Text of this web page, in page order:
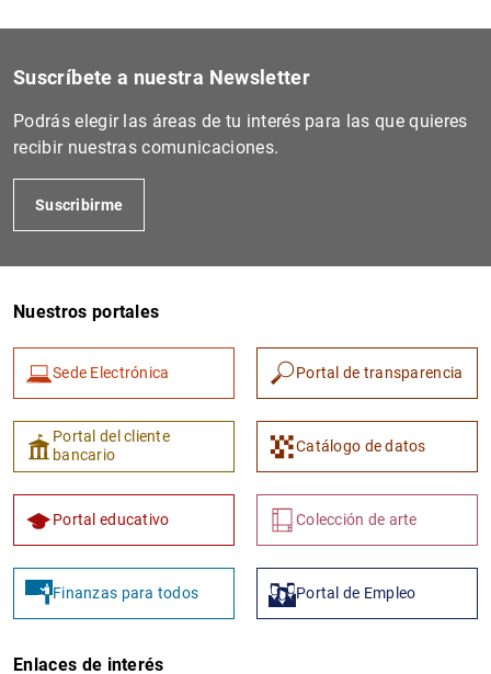
Suscríbete a nuestra Newsletter
Podrás elegir las áreas de tu interés para las que quieres
recibir nuestras comunicaciones.
Suscribirme
Nuestros portales
Sede Electrónica Portal de transparencia
Portal del cliente
bancario
Catálogo de datos
Portal educativo Colección de arte
Finanzas para todos Portal de Empleo
Enlaces de interés